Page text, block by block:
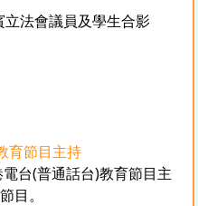
法會議員及學生合影
育節目主持
台(普通話台)教育節目主
目。